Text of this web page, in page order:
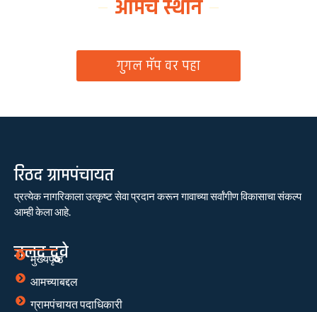
आमचे स्थान
गुगल मॅप वर पहा
रिठद ग्रामपंचायत
प्रत्येक नागरिकाला उत्कृष्ट सेवा प्रदान करून गावाच्या सर्वांगीण विकासाचा संकल्प
आम्ही केला आहे.
जलद दुवे
मुख्यपृष्ठ
आमच्याबद्दल
ग्रामपंचायत पदाधिकारी